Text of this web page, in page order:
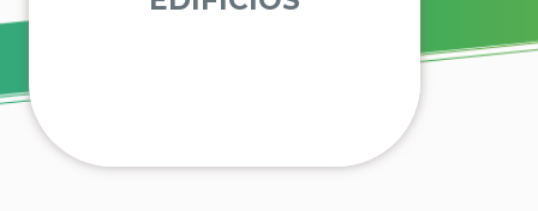
Centros Comerciais